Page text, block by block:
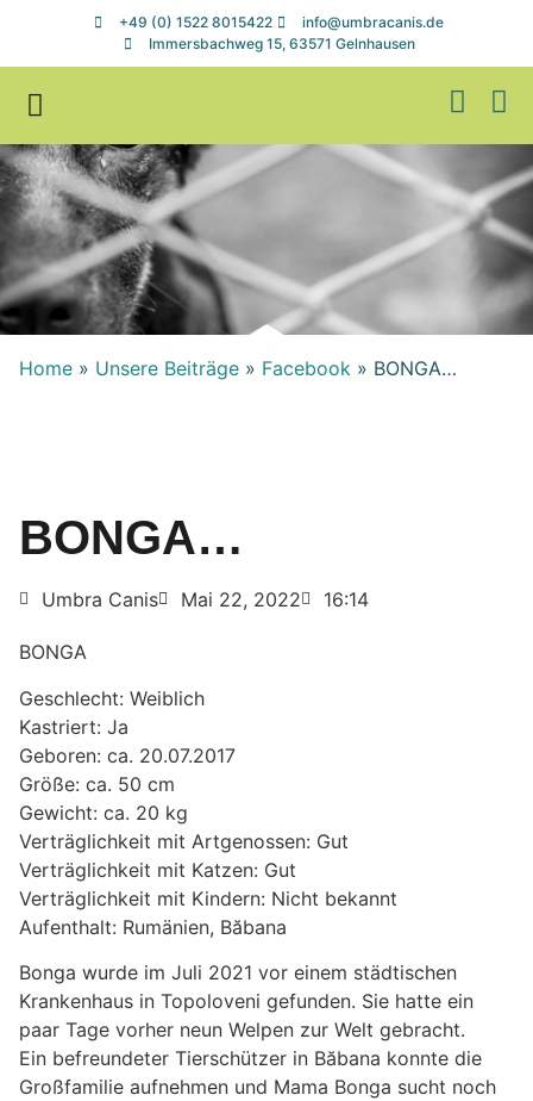
+49 (0) 1522 8015422
info@umbracanis.de
Immersbachweg 15, 63571 Gelnhausen
Home » Unsere Beiträge » Facebook » BONGA…
BONGA…
Umbra Canis Mai 22, 2022 16:14
BONGA
Geschlecht: Weiblich
Kastriert: Ja
Geboren: ca. 20.07.2017
Größe: ca. 50 cm
Gewicht: ca. 20 kg
Verträglichkeit mit Artgenossen: Gut
Verträglichkeit mit Katzen: Gut
Verträglichkeit mit Kindern: Nicht bekannt
Aufenthalt: Rumänien, Băbana
Bonga wurde im Juli 2021 vor einem städtischen
Krankenhaus in Topoloveni gefunden. Sie hatte ein
paar Tage vorher neun Welpen zur Welt gebracht.
Ein befreundeter Tierschützer in Băbana konnte die
Großfamilie aufnehmen und Mama Bonga sucht noch